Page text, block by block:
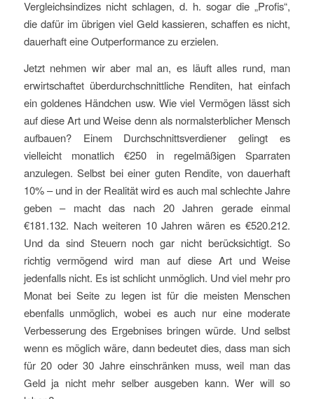
Vergleichsindizes nicht schlagen, d. h. sogar die „Profis“,
die dafür im übrigen viel Geld kassieren, schaffen es nicht,
dauerhaft eine Outperformance zu erzielen.
Jetzt nehmen wir aber mal an, es läuft alles rund, man
erwirtschaftet überdurchschnittliche Renditen, hat einfach
ein goldenes Händchen usw. Wie viel Vermögen lässt sich
auf diese Art und Weise denn als normalsterblicher Mensch
aufbauen? Einem Durchschnittsverdiener gelingt es
vielleicht monatlich €250 in regelmäßigen Sparraten
anzulegen. Selbst bei einer guten Rendite, von dauerhaft
10% – und in der Realität wird es auch mal schlechte Jahre
geben – macht das nach 20 Jahren gerade einmal
€181.132. Nach weiteren 10 Jahren wären es €520.212.
Und da sind Steuern noch gar nicht berücksichtigt. So
richtig vermögend wird man auf diese Art und Weise
jedenfalls nicht. Es ist schlicht unmöglich. Und viel mehr pro
Monat bei Seite zu legen ist für die meisten Menschen
ebenfalls unmöglich, wobei es auch nur eine moderate
Verbesserung des Ergebnises bringen würde. Und selbst
wenn es möglich wäre, dann bedeutet dies, dass man sich
für 20 oder 30 Jahre einschränken muss, weil man das
Geld ja nicht mehr selber ausgeben kann. Wer will so